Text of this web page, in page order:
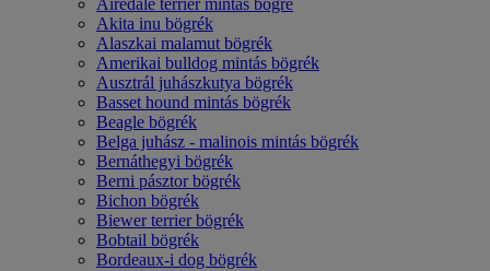
Airedale terrier mintás bögre
Akita inu bögrék
Alaszkai malamut bögrék
Amerikai bulldog mintás bögrék
Ausztrál juhászkutya bögrék
Basset hound mintás bögrék
Beagle bögrék
Belga juhász - malinois mintás bögrék
Bernáthegyi bögrék
Berni pásztor bögrék
Bichon bögrék
Biewer terrier bögrék
Bobtail bögrék
Bordeaux-i dog bögrék